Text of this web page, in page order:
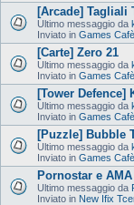
[Arcade] Tagliali
Ultimo messaggio da
Inviato in Games Cafè
[Carte] Zero 21
Ultimo messaggio da
Inviato in Games Cafè
[Tower Defence]
Ultimo messaggio da
Inviato in Games Cafè
[Puzzle] Bubble
Ultimo messaggio da
Inviato in Games Cafè
Pornostar e
Ultimo messaggio da
Inviato in New Ifix